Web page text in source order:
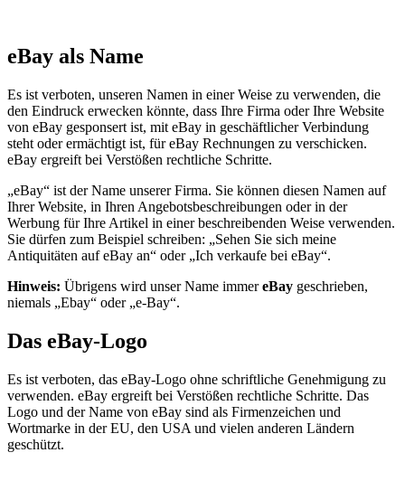
eBay als Name
Es ist verboten, unseren Namen in einer Weise zu verwenden, die
den Eindruck erwecken könnte, dass Ihre Firma oder Ihre Website
von eBay gesponsert ist, mit eBay in geschäftlicher Verbindung
steht oder ermächtigt ist, für eBay Rechnungen zu verschicken.
eBay ergreift bei Verstößen rechtliche Schritte.
„eBay“ ist der Name unserer Firma. Sie können diesen Namen auf
Ihrer Website, in Ihren Angebotsbeschreibungen oder in der
Werbung für Ihre Artikel in einer beschreibenden Weise verwenden.
Sie dürfen zum Beispiel schreiben: „Sehen Sie sich meine
Antiquitäten auf eBay an“ oder „Ich verkaufe bei eBay“.
Hinweis: Übrigens wird unser Name immereBay geschrieben,
niemals „Ebay“ oder „e-Bay“.
Das eBay-Logo
Es ist verboten, das eBay-Logo ohne schriftliche Genehmigung zu
verwenden. eBay ergreift bei Verstößen rechtliche Schritte. Das
Logo und der Name von eBay sind als Firmenzeichen und
Wortmarke in der EU, den USA und vielen anderen Ländern
geschützt.